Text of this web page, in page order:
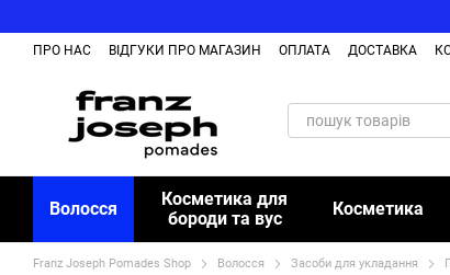
ПРО НАС ВІДГУКИ ПРО МАГАЗИН ОПЛАТА ДОСТАВКА
Волосся
Косметика для
бороди та вус
Косметика
Franz Joseph Pomades Shop Волосся Засоби для укладання